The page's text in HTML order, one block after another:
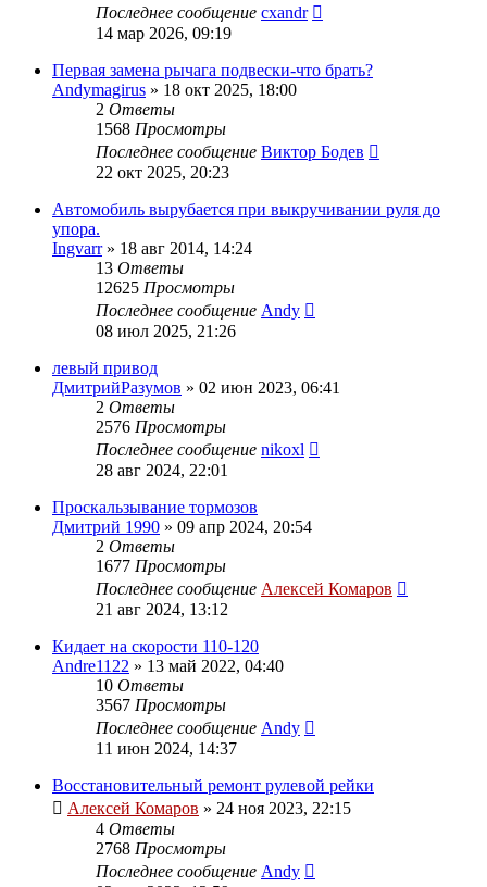
Последнее сообщение cxandr
14 мар 2026, 09:19
Первая замена рычага подвески-что брать?
Andymagirus » 18 окт 2025, 18:00
2 Ответы
1568 Просмотры
Последнее сообщение Виктор Бодев
22 окт 2025, 20:23
Автомобиль вырубается при выкручивании руля до
упора.
Ingvarr» 18 авг 2014, 14:24
13 Ответы
12625 Просмотры
Последнее сообщение Andy
08 июл 2025, 21:26
левый привод
ДмитрийРазумов » 02 июн 2023, 06:41
2 Ответы
2576 Просмотры
Последнее сообщение nikoxl
28 авг 2024, 22:01
Проскальзывание тормозов
Дмитрий 1990 » 09 апр 2024, 20:54
2 Ответы
1677 Просмотры
Последнее сообщение Алексей Комаров
21 авг 2024, 13:12
Кидает на скорости 110-120
Andre1122 » 13 май 2022, 04:40
10 Ответы
3567 Просмотры
Последнее сообщение Andy
11 июн 2024, 14:37
Восстановительный ремонт рулевой рейки
Алексей Комаров » 24 ноя 2023, 22:15
4 Ответы
2768 Просмотры
Последнее сообщение Andy